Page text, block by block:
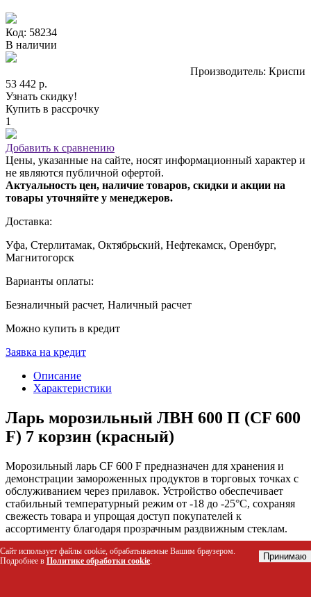
Код: 58234
В наличии
Производитель: Криспи
53 442 р.
Узнать скидку!
Купить в рассрочку
1
Добавить к сравнению
Цены, указанные на сайте, носят информационный характер и
не являются публичной офертой.
Актуальность цен, наличие товаров, скидки и акции на
товары уточняйте у менеджеров.
Доставка:
Уфа, Стерлитамак, Октябрьский, Нефтекамск, Оренбург,
Магнитогорск
Варианты оплаты:
Безналичный расчет, Наличный расчет
Можно купить в кредит
Заявка на кредит
Описание
Характеристики
Ларь морозильный ЛВН 600 П (CF 600
F) 7 корзин (красный)
Морозильный ларь CF 600 F предназначен для хранения и
демонстрации замороженных продуктов в торговых точках с
обслуживанием через прилавок. Устройство обеспечивает
стабильный температурный режим от -18 до -25°C, сохраняя
свежесть товара и упрощая доступ покупателей к
ассортименту благодаря прозрачным раздвижным стеклам.
Кому подойдет этот товар
Сайт использует файлы cookie, обрабатываемые Вашим браузером.
Подробнее в Политике обработки cookie. Принимаю